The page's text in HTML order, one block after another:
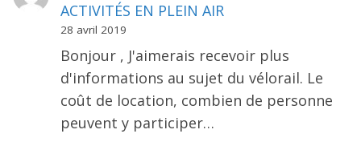
ACTIVITÉS EN PLEIN AIR
28 avril 2019
Bonjour , J'aimerais recevoir plus
d'informations au sujet du vélorail. Le
coût de location, combien de personne
peuvent y participer…